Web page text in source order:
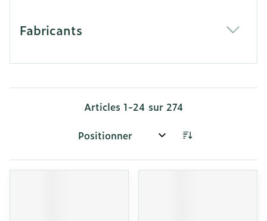
Fabricants
Articles 1-24 sur 274
Trier par: